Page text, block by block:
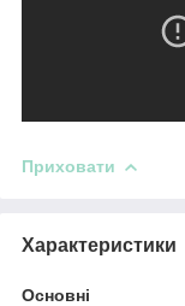
Приховати
Характеристики
Основні